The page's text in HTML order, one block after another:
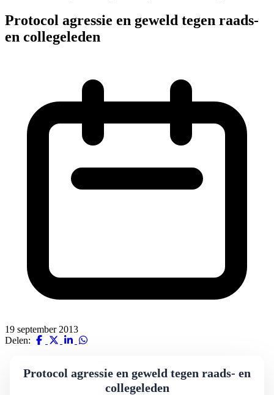
Protocol agressie en geweld tegen raads-
en collegeleden
19 september 2013
Delen:
Protocol agressie en geweld tegen raads- en
collegeleden